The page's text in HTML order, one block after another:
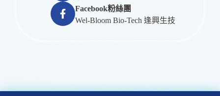
Facebook粉絲團
Wel-Bloom Bio-Tech 逢興生技